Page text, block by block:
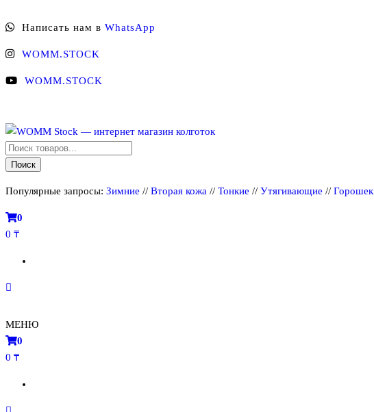
к
Написать нам в WhatsApp
WOMM.STOCK
WOMM.STOCK
WOMM Stock — интернет магазин колготок
Колготки MANZI, Naja Street тонкие, фантазийные, чулки, лосины
Поиск
товаров
Поиск
Популярные запросы: Зимние // Вторая кожа // Тонкие // Утягивающие // Горошек
0
0 ₸
МЕНЮ
0
0 ₸